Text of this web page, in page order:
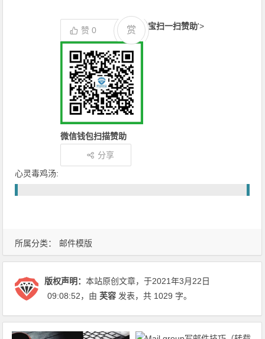
所属分类： 邮件模版
赞0 支付宝扫一扫赞助
微信钱包扫描赞助
'>
赏
分享
心灵毒鸡汤:
版权声明：本站原创文章，于2021年3月22日
09:08:52，由芙容 发表，共 1029 字。